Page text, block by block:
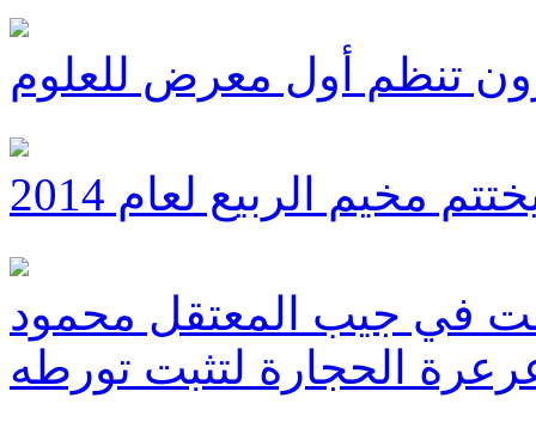
تنظم أول معرض للعلوم
مخيم الربيع لعام 2014
في جيب المعتقل محمود
الحجارة لتثبت تورطه